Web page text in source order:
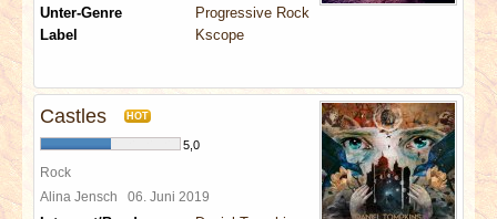
Unter-Genre
Progressive Rock
Label
Kscope
Castles HOT
5,0
Rock
Alina Jensch 06. Juni 2019